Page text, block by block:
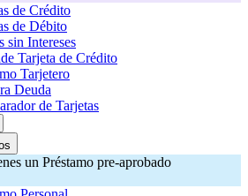
de Crédito
de Débito
sin Intereses
Tarjeta de Crédito
Tarjetero
Deuda
de Tarjetas
un Préstamo pre-aprobado